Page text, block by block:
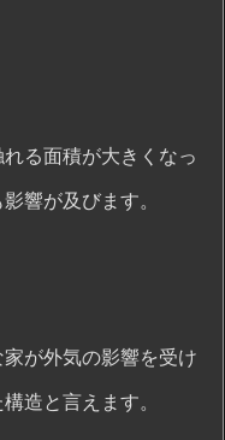
る面積が大きくなっ
響が及びます。
が外気の影響を受け
造と言えます。